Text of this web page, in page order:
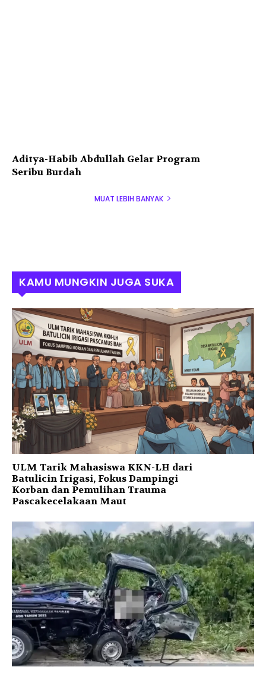
Aditya-Habib Abdullah Gelar Program
Seribu Burdah
MUAT LEBIH BANYAK
KAMU MUNGKIN JUGA SUKA
ULM Tarik Mahasiswa KKN-LH dari
Batulicin Irigasi, Fokus Dampingi
Korban dan Pemulihan Trauma
Pascakecelakaan Maut